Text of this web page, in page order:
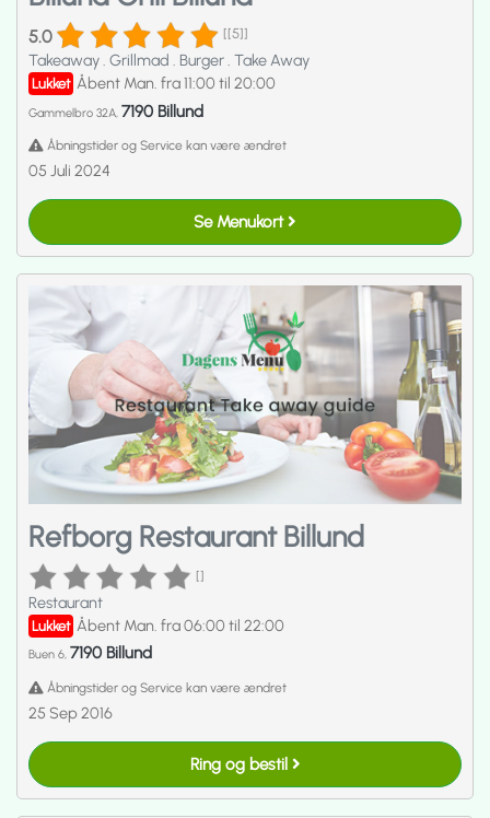
5.0 [[5]]
Takeaway. Grillmad . Burger. Take Away
Lukket Åbent Man. fra 11:00 til 20:00
Gammelbro 32A, 7190 Billund
Åbningstider og Service kan være ændret
05 Juli 2024
Se Menukort
Refborg Restaurant Billund
[]
Restaurant
Lukket Åbent Man. fra 06:00 til 22:00
Buen 6, 7190 Billund
Åbningstider og Service kan være ændret
25 Sep 2016
Ring og bestil